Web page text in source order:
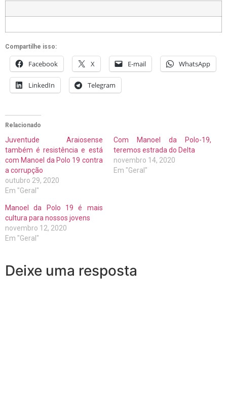
Compartilhe isso:
Facebook X E-mail WhatsApp
LinkedIn Telegram
Relacionado
Juventude Araiosense
também é resistência e está
com Manoel da Polo 19 contra
a corrupção
outubro 29, 2020
Em "Geral"
Com Manoel da Polo-19,
teremos estrada do Delta
novembro 14, 2020
Em "Geral"
Manoel da Polo 19 é mais
cultura para nossos jovens
novembro 12, 2020
Em "Geral"
Deixe uma resposta